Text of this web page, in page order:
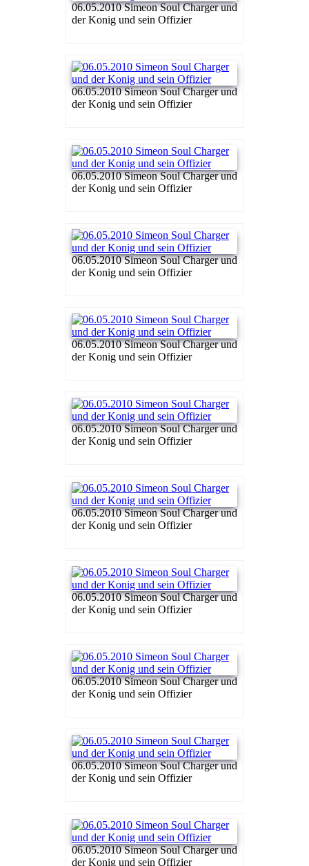
06.05.2010 Simeon Soul Charger und
der Konig und sein Offizier
06.05.2010 Simeon Soul Charger und
der Konig und sein Offizier
06.05.2010 Simeon Soul Charger und
der Konig und sein Offizier
06.05.2010 Simeon Soul Charger und
der Konig und sein Offizier
06.05.2010 Simeon Soul Charger und
der Konig und sein Offizier
06.05.2010 Simeon Soul Charger und
der Konig und sein Offizier
06.05.2010 Simeon Soul Charger und
der Konig und sein Offizier
06.05.2010 Simeon Soul Charger und
der Konig und sein Offizier
06.05.2010 Simeon Soul Charger und
der Konig und sein Offizier
06.05.2010 Simeon Soul Charger und
der Konig und sein Offizier
06.05.2010 Simeon Soul Charger und
der Konig und sein Offizier